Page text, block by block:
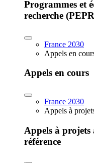
Programmes et
recherche
France 2030
Appels en
Appels en cours
France 2030
Appels à
Appels à projets
référence